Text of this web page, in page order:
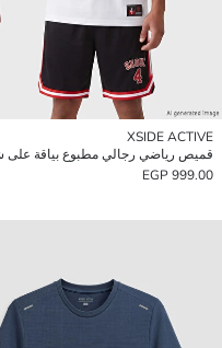
XSIDE ACTIVE
999.00 EGP